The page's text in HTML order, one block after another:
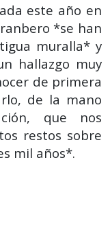
este año en
*se han
muralla* y
hallazgo muy
de primera
de la mano
que nos
restos sobre
mil años*.